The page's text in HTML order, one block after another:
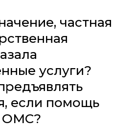
частная
услуги?
если помощь
ОМС?